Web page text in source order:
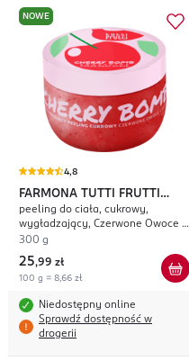
NOWE
4,8
FARMONA TUTTI FRUTTI
Cherry Bomb
peeling do ciała, cukrowy,
wygładzający, Czerwone Owoce +
Wiśnia
300 g
25,99 zł
100 g = 8,66 zł
Niedostępny online
Sprawdź dostępność w
drogerii